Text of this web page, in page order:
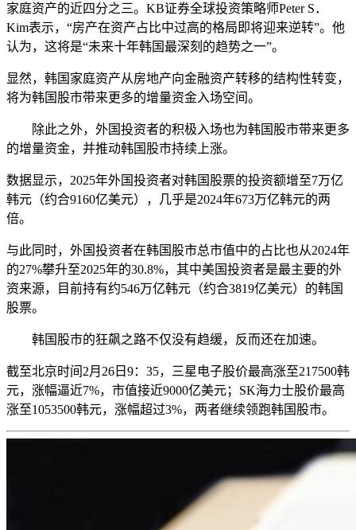
家庭资产的近四分之三。KB证券全球投资策略师Peter S．
Kim表示，“房产在资产占比中过高的格局即将迎来逆转”。他
认为，这将是“未来十年韩国最深刻的趋势之一”。
显然，韩国家庭资产从房地产向金融资产转移的结构性转变，
将为韩国股市带来更多的增量资金入场空间。
除此之外，外国投资者的积极入场也为韩国股市带来更多
的增量资金，并推动韩国股市持续上涨。
数据显示，2025年外国投资者对韩国股票的投资额增至7万亿
韩元（约合9160亿美元），几乎是2024年673万亿韩元的两
倍。
与此同时，外国投资者在韩国股市总市值中的占比也从2024年
的27%攀升至2025年的30.8%，其中美国投资者是最主要的外
资来源，目前持有约546万亿韩元（约合3819亿美元）的韩国
股票。
韩国股市的狂飙之路不仅没有趋缓，反而还在加速。
截至北京时间2月26日9：35，三星电子股价最高涨至217500韩
元，涨幅逼近7%，市值接近9000亿美元；SK海力士股价最高
涨至1053500韩元，涨幅超过3%，两者继续领跑韩国股市。